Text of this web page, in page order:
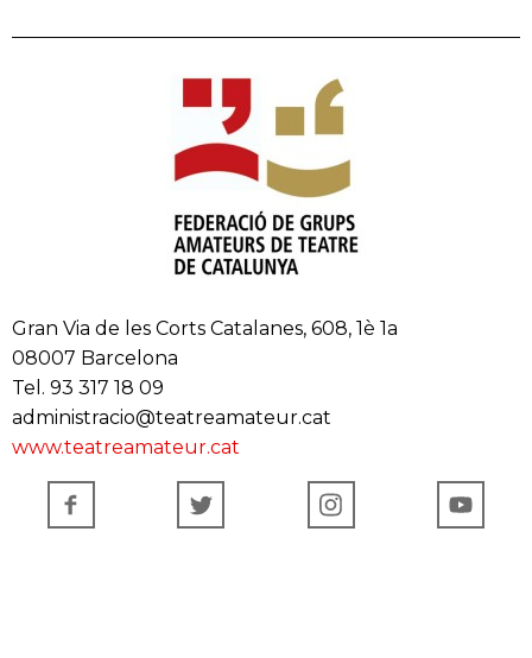
Gran Via de les Corts Catalanes, 608, 1è 1a
08007 Barcelona
Tel. 93 317 18 09
administracio@teatreamateur.cat
www.teatreamateur.cat